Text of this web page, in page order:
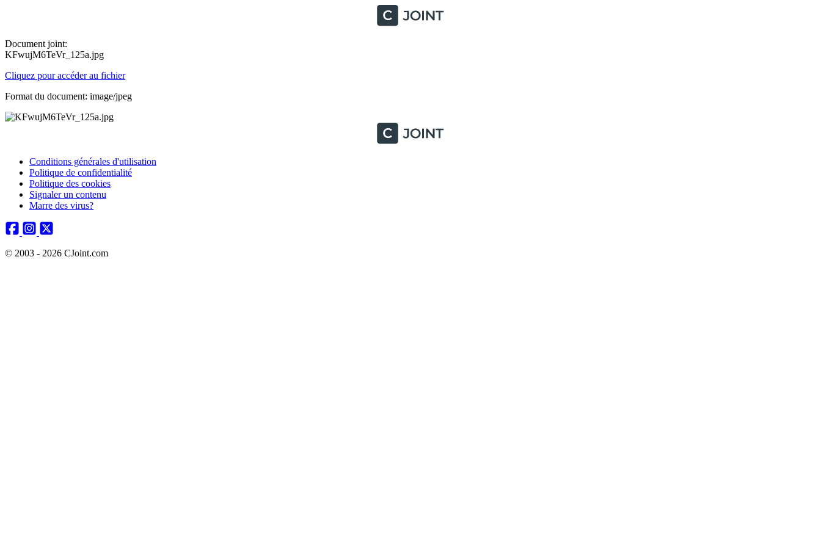
Document joint:
KFwujM6TeVr_125a.jpg
Cliquez pour accéder au fichier
Format du document: image/jpeg
Conditions générales d'utilisation
Politique de confidentialité
Politique des cookies
Signaler un contenu
Marre des virus?
© 2003 - 2026 CJoint.com